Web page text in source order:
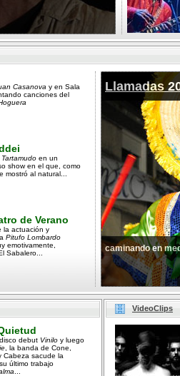
Casanova y en Sala
canciones del
Tartamudo en un
show en el que, como
mostró al natural...
de Verano
la actuación y
Pitufo Lombardo
emotivamente,
Sabalero...
Llamadas
caminando en
debut Vinilo y luego
, la banda de Cone,
Cabeza sacude la
último trabajo
VideoClips